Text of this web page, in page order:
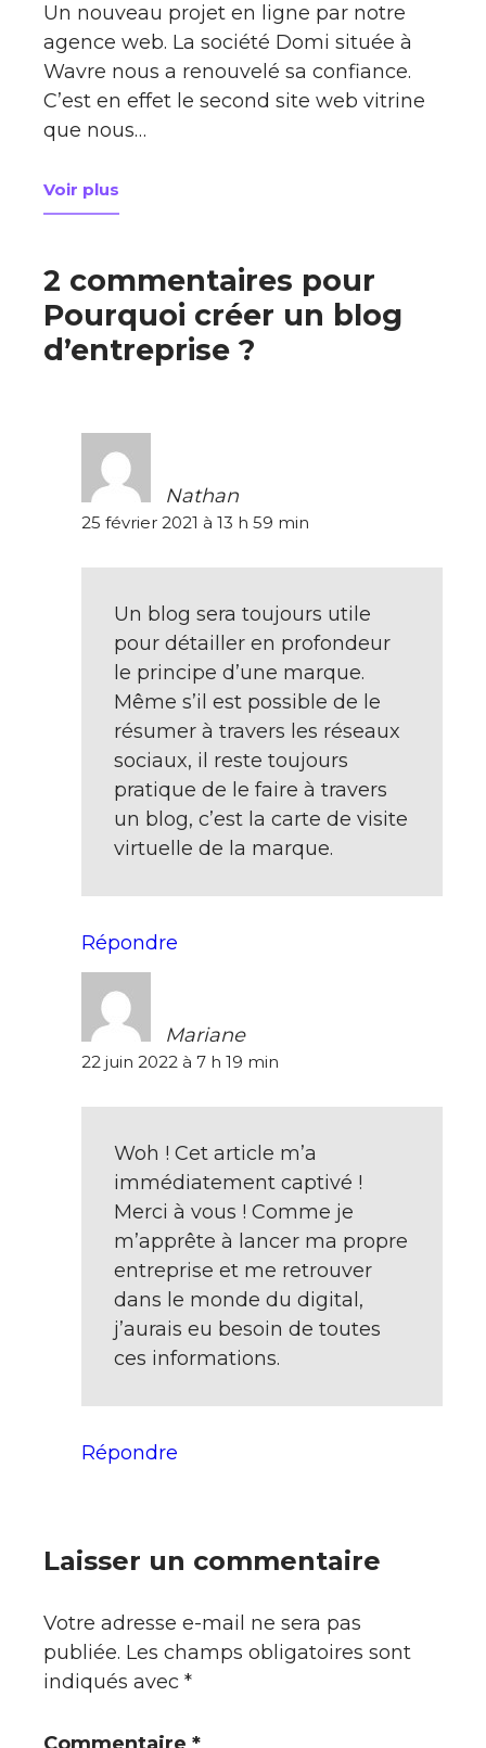
Un nouveau projet en ligne par notre
agence web. La société Domi située à
Wavre nous a renouvelé sa confiance.
C’est en effet le second site web vitrine
que nous…
Voir plus
à propos de Domi, création site web vitrine
2 commentaires pour
Pourquoi créer un blog
d’entreprise ?
Nathan
25 février 2021 à 13 h 59 min
Un blog sera toujours utile
pour détailler en profondeur
le principe d’une marque.
Même s’il est possible de le
résumer à travers les réseaux
sociaux, il reste toujours
pratique de le faire à travers
un blog, c’est la carte de visite
virtuelle de la marque.
Répondre
Mariane
22 juin 2022 à 7 h 19 min
Woh ! Cet article m’a
immédiatement captivé !
Merci à vous ! Comme je
m’apprête à lancer ma propre
entreprise et me retrouver
dans le monde du digital,
j’aurais eu besoin de toutes
ces informations.
Répondre
Laisser un commentaire
Votre adresse e-mail ne sera pas
publiée. Les champs obligatoires sont
indiqués avec *